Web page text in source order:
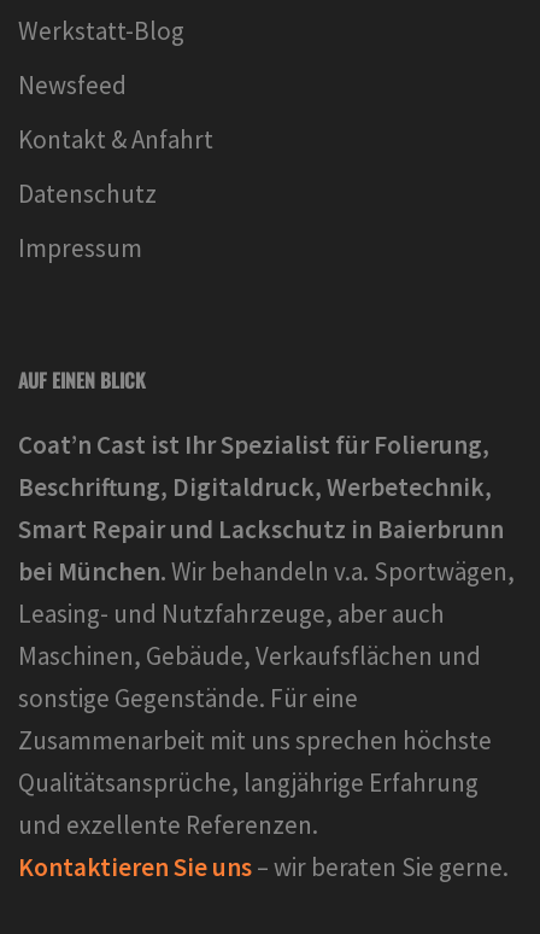
Werkstatt-Blog
Newsfeed
Kontakt & Anfahrt
Datenschutz
Impressum
AUF EINEN BLICK
Coat’n Cast ist Ihr Spezialist für Folierung,
Beschriftung, Digitaldruck, Werbetechnik,
Smart Repair und Lackschutz in Baierbrunn
bei München.Wir behandeln v.a. Sportwägen,
Leasing- und Nutzfahrzeuge, aber auch
Maschinen, Gebäude, Verkaufsflächen und
sonstige Gegenstände. Für eine
Zusammenarbeit mit uns sprechen höchste
Qualitätsansprüche, langjährige Erfahrung
und exzellente Referenzen.
Kontaktieren Sie uns– wir beraten Sie gerne.